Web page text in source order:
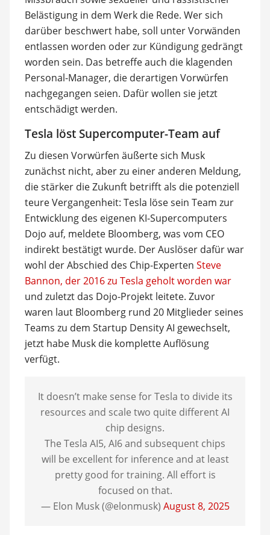
Belästigung in dem Werk die Rede. Wer sich
darüber beschwert habe, soll unter Vorwänden
entlassen worden oder zur Kündigung gedrängt
worden sein. Das betreffe auch die klagenden
Personal-Manager, die derartigen Vorwürfen
nachgegangen seien. Dafür wollen sie jetzt
entschädigt werden.
Tesla löst Supercomputer-Team auf
Zu diesen Vorwürfen äußerte sich Musk
zunächst nicht, aber zu einer anderen Meldung,
die stärker die Zukunft betrifft als die potenziell
teure Vergangenheit: Tesla löse sein Team zur
Entwicklung des eigenen KI-Supercomputers
Dojo auf, meldete Bloomberg, was vom CEO
indirekt bestätigt wurde. Der Auslöser dafür war
wohl der Abschied des Chip-Experten Steve
Bannon, der 2016 zu Tesla geholt worden war
und zuletzt das Dojo-Projekt leitete. Zuvor
waren laut Bloomberg rund 20 Mitglieder seines
Teams zu dem Startup Density AI gewechselt,
jetzt habe Musk die komplette Auflösung
verfügt.
It doesn’t make sense for Tesla to divide its
resources and scale two quite different AI
chip designs.
The Tesla AI5, AI6 and subsequent chips
will be excellent for inference and at least
pretty good for training. All effort is
focused on that.
— Elon Musk (@elonmusk) August 8, 2025